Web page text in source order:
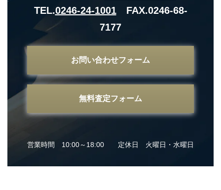
TEL.0246-24-1001FAX.0246-68-
7177
お問い合わせフォーム
無料査定フォーム
営業時間 10:00～18:00 定休日 火曜日・水曜日